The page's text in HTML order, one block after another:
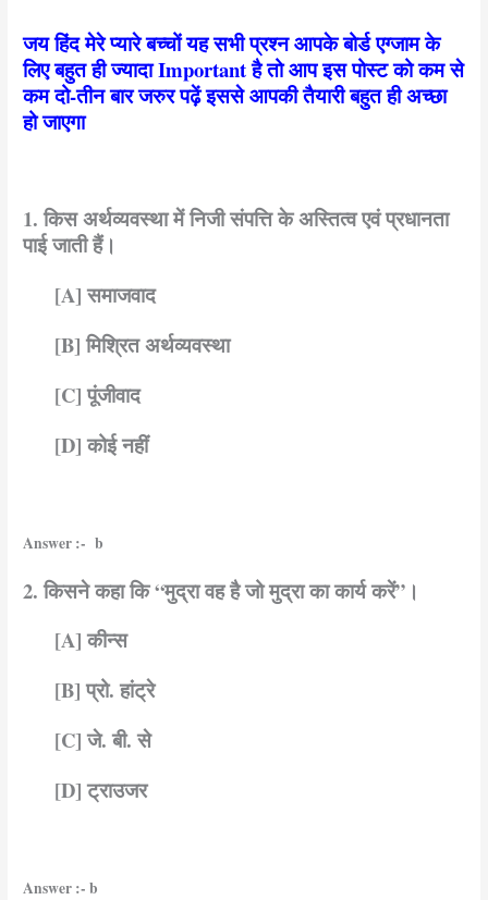
जय हिंद मेरे प्यारे बच्चों यह सभी प्रश्न आपके बोर्ड एग्जाम के
लिए बहुत ही ज्यादा Important है तो आप इस पोस्ट को कम से
कम दो-तीन बार जरुर पढ़ें इससे आपकी तैयारी बहुत ही अच्छा
हो जाएगा
1. किस अर्थव्यवस्था में निजी संपत्ति के अस्तित्व एवं प्रधानता
पाई जाती हैं।
[A] समाजवाद
[B] मिश्रित अर्थव्यवस्था
[C] पूंजीवाद
[D] कोई नहीं
Answer :- b
2. किसने कहा कि “मुद्रा वह है जो मुद्रा का कार्य करें”।
[A] कीन्स
[B] प्रो. हांट्रे
[C] जे. बी. से
[D] ट्राउजर
Answer :- b